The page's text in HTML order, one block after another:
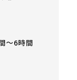
～6時間